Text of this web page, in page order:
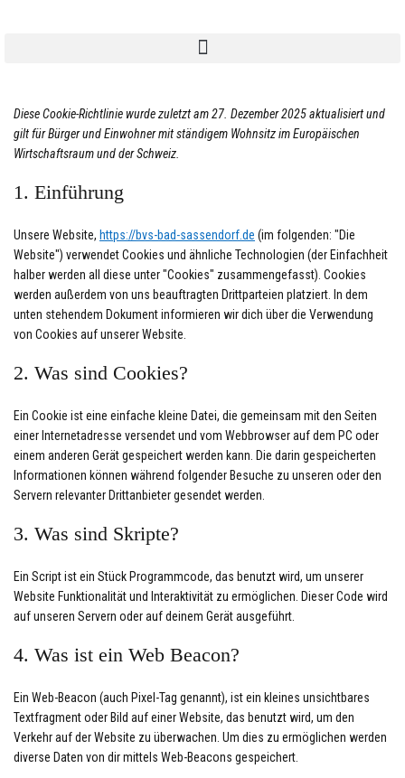
Diese Cookie-Richtlinie wurde zuletzt am 27. Dezember 2025 aktualisiert und
gilt für Bürger und Einwohner mit ständigem Wohnsitz im Europäischen
Wirtschaftsraum und der Schweiz.
1. Einführung
Unsere Website, https://bvs-bad-sassendorf.de (im folgenden: "Die
Website") verwendet Cookies und ähnliche Technologien (der Einfachheit
halber werden all diese unter "Cookies" zusammengefasst). Cookies
werden außerdem von uns beauftragten Drittparteien platziert. In dem
unten stehendem Dokument informieren wir dich über die Verwendung
von Cookies auf unserer Website.
2. Was sind Cookies?
Ein Cookie ist eine einfache kleine Datei, die gemeinsam mit den Seiten
einer Internetadresse versendet und vom Webbrowser auf dem PC oder
einem anderen Gerät gespeichert werden kann. Die darin gespeicherten
Informationen können während folgender Besuche zu unseren oder den
Servern relevanter Drittanbieter gesendet werden.
3. Was sind Skripte?
Ein Script ist ein Stück Programmcode, das benutzt wird, um unserer
Website Funktionalität und Interaktivität zu ermöglichen. Dieser Code wird
auf unseren Servern oder auf deinem Gerät ausgeführt.
4. Was ist ein Web Beacon?
Ein Web-Beacon (auch Pixel-Tag genannt), ist ein kleines unsichtbares
Textfragment oder Bild auf einer Website, das benutzt wird, um den
Verkehr auf der Website zu überwachen. Um dies zu ermöglichen werden
diverse Daten von dir mittels Web-Beacons gespeichert.